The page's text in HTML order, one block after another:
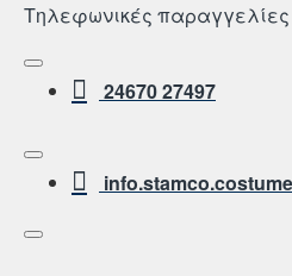
Τηλεφωνικές παραγγελίες
24670 27497